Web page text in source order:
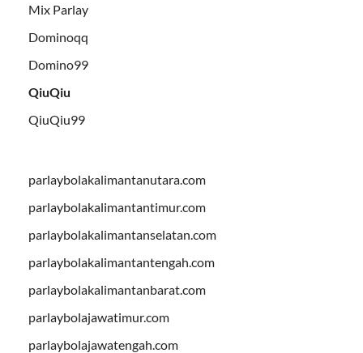
Mix Parlay
Dominoqq
Domino99
QiuQiu
QiuQiu99
parlaybolakalimantanutara.com
parlaybolakalimantantimur.com
parlaybolakalimantanselatan.com
parlaybolakalimantantengah.com
parlaybolakalimantanbarat.com
parlaybolajawatimur.com
parlaybolajawatengah.com